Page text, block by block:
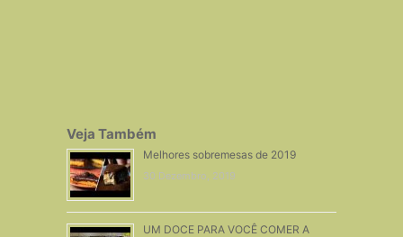
Veja Também
Melhores sobremesas de 2019
30 Dezembro, 2019
UM DOCE PARA VOCÊ COMER A